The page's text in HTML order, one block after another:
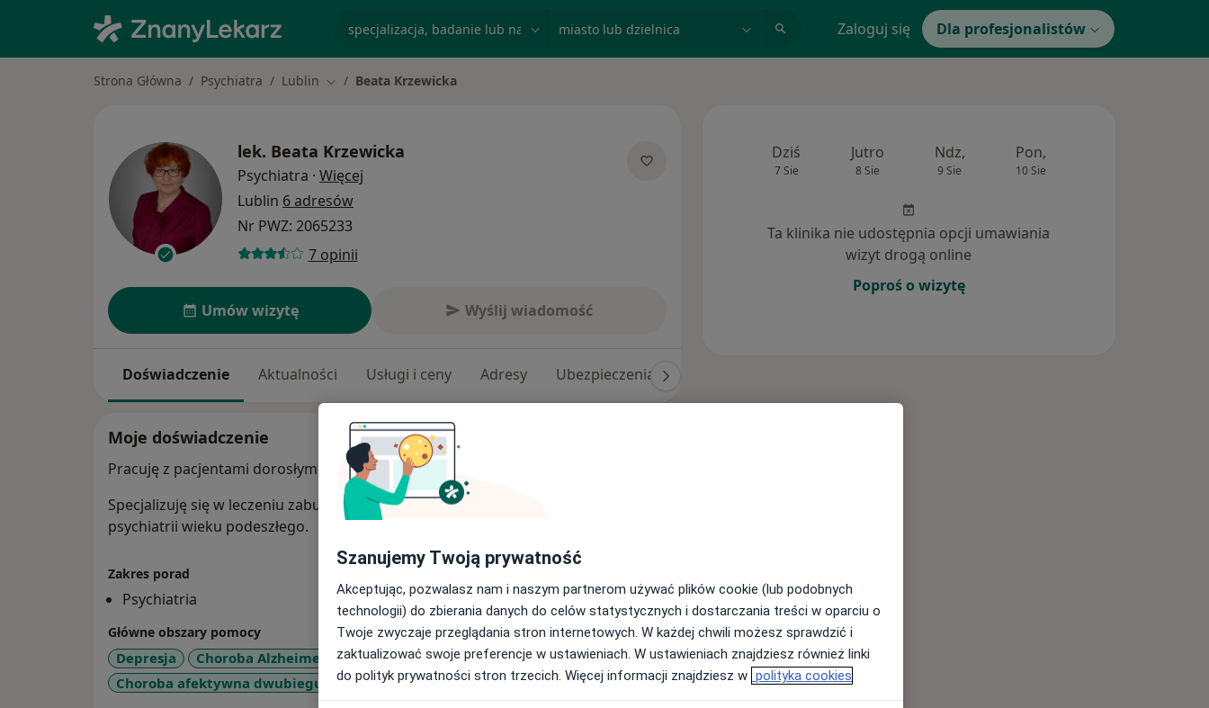
Zaloguj się Dla profesjonalistów
Strona Główna Psychiatra Lublin Zmień miasto
Beata Krzewicka
lek. Beata Krzewicka
Psychiatra · Więcej
Lublin 6 adresów
Nr PWZ: 2065233
7 opinii
Umów wizytę Wyślij wiadomość
Doświadczenie Aktualności Usługi i ceny Adresy Ubezpieczenia
Moje doświadczenie
Pracuję z pacjentami dorosłymi z zaburzeniami psychicznymi.
Specjalizuję się w leczeniu zaburzeń pamięci, depresji, zaburzeń lękowych oraz w
psychiatrii wieku podeszłego.
Zakres porad
Psychiatria
Główne obszary pomocy
Depresja Choroba Alzheimera Zaburzenia pamięci
Otępienie
Choroba afektywna dwubiegunowa
+7a11y_sr_more_diseases
Dziś
7 Sie
Jutro
8 Sie
Ndz,
9 Sie
Pon,
10 Sie
Ta klinika nie udostępnia opcji umawiania
wizyt drogą online
Poproś o wizytę
Szanujemy Twoją prywatność
Akceptując, pozwalasz nam i naszym partnerom używać plików cookie (lub podobnych
technologii) do zbierania danych do celów statystycznych i dostarczania treści w oparciu o
Twoje zwyczaje przeglądania stron internetowych. W każdej chwili możesz sprawdzić i
zaktualizować swoje preferencje w ustawieniach. W ustawieniach znajdziesz również linki
do polityk prywatności stron trzecich. Więcej informacji znajdziesz w polityka cookies